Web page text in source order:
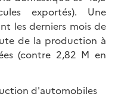
exportés). Une
les derniers mois de
de la production à
(contre 2,82 M en
d'automobiles